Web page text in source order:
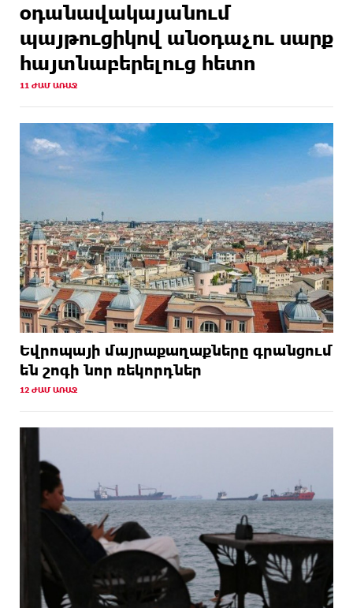
օդանավակայանում
պայթուցիկով անօդաչու սարք
հայտնաբերելուց հետո
11 ԺԱՄ ԱՌԱՋ
Եվրոպայի մայրաքաղաքները գրանցում
են շոգի նոր ռեկորդներ
12 ԺԱՄ ԱՌԱՋ